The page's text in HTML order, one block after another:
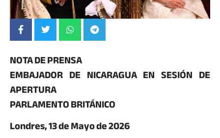
NOTA DE PRENSA
EMBAJADOR DE NICARAGUA EN SESIÓN DE
APERTURA
PARLAMENTO BRITÁNICO
Londres, 13 de Mayo de 2026